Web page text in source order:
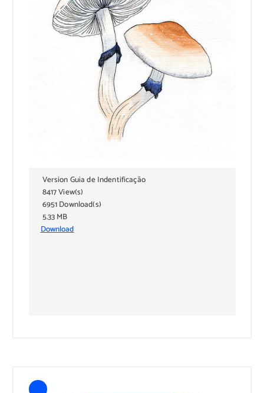
Version Guia de Indentificação
8417 View(s)
6951 Download(s)
5.33 MB
Download